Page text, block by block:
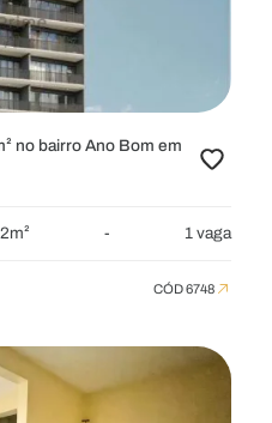
no bairro Ano Bom em
- 1 vaga
CÓD 6748